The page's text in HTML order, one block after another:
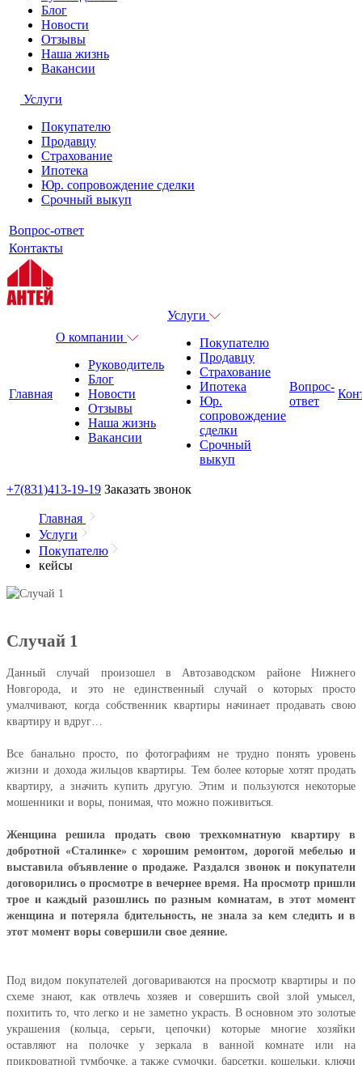
Блог
Новости
Отзывы
Наша жизнь
Вакансии
Услуги
Покупателю
Продавцу
Страхование
Ипотека
Юр. сопровождение сделки
Срочный выкуп
Вопрос-ответ
Контакты
Главная
О компании
Руководитель
Блог
Новости
Отзывы
Наша жизнь
Вакансии
Услуги
Покупателю
Продавцу
Страхование
Ипотека
Юр.
сопровождение
сделки
Срочный
выкуп
Вопрос-
ответ
+7(831)413-19-19 Заказать звонок
Главная
Услуги
Покупателю
кейсы
Случай 1
Данный случай произошел в Автозаводском районе Нижнего
Новгорода, и это не единственный случай о которых просто
умалчивают, когда собственник квартиры начинает продавать свою
квартиру и вдруг…
Все банально просто, по фотографиям не трудно понять уровень
жизни и дохода жильцов квартиры. Тем более которые хотят продать
квартиру, а значить купить другую. Этим и пользуются некоторые
мошенники и воры, понимая, что можно поживиться.
Женщина решила продать свою трехкомнатную квартиру в
добротной «Сталинке» с хорошим ремонтом, дорогой мебелью и
выставила объявление о продаже. Раздался звонок и покупатели
договорились о просмотре в вечернее время. На просмотр пришли
трое и каждый разошлись по разным комнатам, в этот момент
женщина и потеряла бдительность, не знала за кем следить и в
этот момент воры совершили свое деяние.
Под видом покупателей договариваются на просмотр квартиры и по
схеме знают, как отвлечь хозяев и совершить свой злой умысел,
похитить то, что легко и не заметно украсть. В основном это золотые
украшения (кольца, серьги, цепочки) которые многие хозяйки
оставляют на полочке у зеркала в ванной комнате или на
прикроватной тумбочке, а также сумочки, барсетки, кошельки, ключи